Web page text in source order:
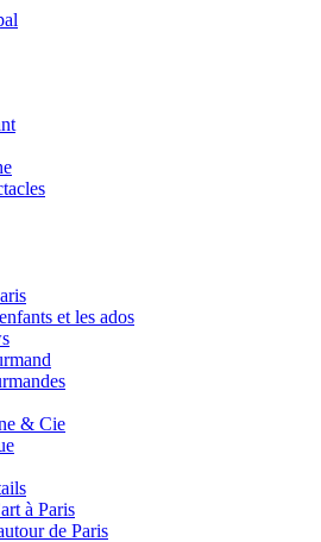
et les ados
& Cie
à Paris
de Paris